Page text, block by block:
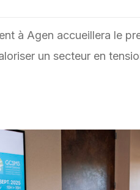
à Agen accueillera le
un secteur en